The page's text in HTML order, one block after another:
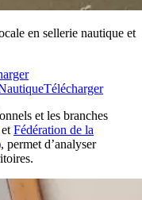
en sellerie nautique et
Télécharger
et les branches
et Fédération de la
permet d’analyser